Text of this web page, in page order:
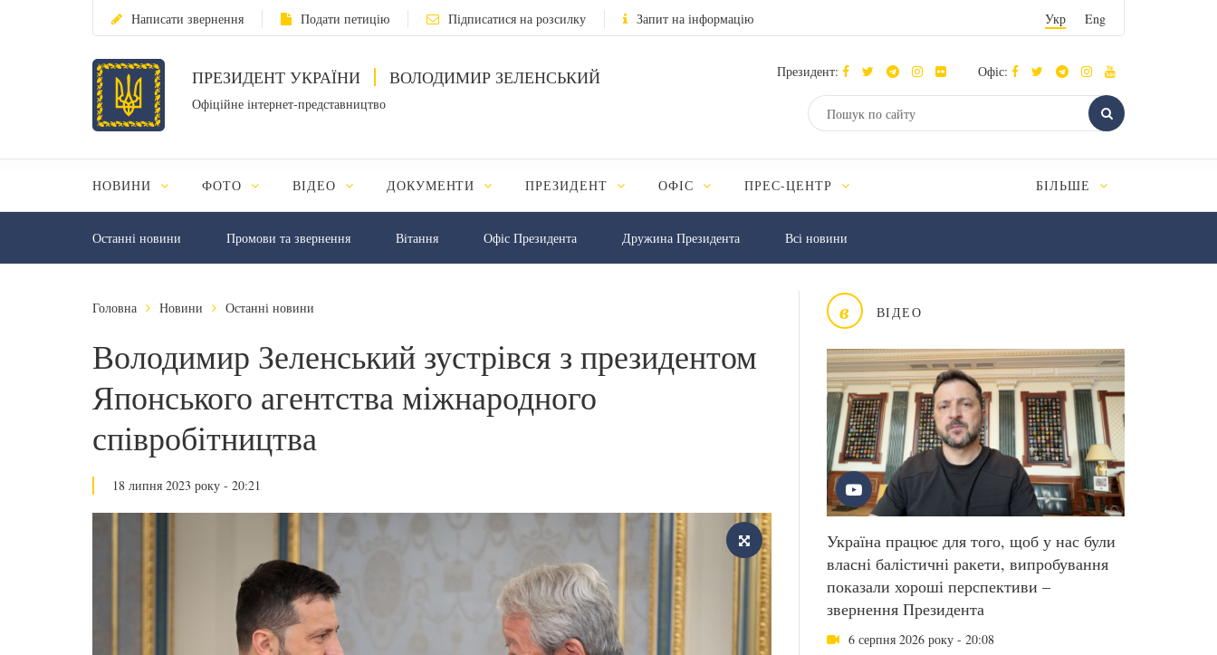
Написати звернення Подати петицію Підписатися на розсилку Запит на інформацію Укр Eng
ПРЕЗИДЕНТ УКРАЇНИ ВОЛОДИМИР ЗЕЛЕНСЬКИЙ
Офіційне інтернет-представництво
Президент: Офіс:
НОВИНИ ФОТО ВІДЕО ДОКУМЕНТИ ПРЕЗИДЕНТ ОФІС ПРЕС-ЦЕНТР БІЛЬШЕ
Останні новини Промови та звернення Вiтання Офіс Президента Дружина Президента Всі новини
в ВІДЕО
Україна працює для того, щоб у нас були
власні балістичні ракети, випробування
показали хороші перспективи –
звернення Президента
6 серпня 2026 року - 20:08
Головна Новини Останні новини
Володимир Зеленський зустрівся з президентом
Японського агентства міжнародного
співробітництва
18 липня 2023 року - 20:21